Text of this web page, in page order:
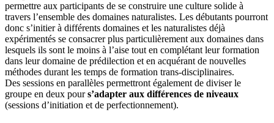
permettre aux participants de se construire une culture solide à
travers l’ensemble des domaines naturalistes. Les débutants pourront
donc s’initier à différents domaines et les naturalistes déjà
expérimentés se consacrer plus particulièrement aux domaines dans
lesquels ils sont le moins à l’aise tout en complétant leur formation
dans leur domaine de prédilection et en acquérant de nouvelles
méthodes durant les temps de formation trans-disciplinaires.
Des sessions en parallèles permettront également de diviser le
groupe en deux pours’adapter aux différences de niveaux
(sessions d’initiation et de perfectionnement).